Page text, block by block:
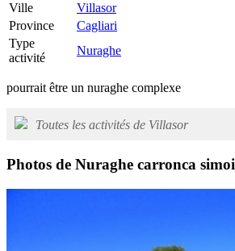
Ville
Villasor
Province
Cagliari
Type
activité
Nuraghe
pourrait être un nuraghe complexe
Toutes les activités de Villasor
Photos de Nuraghe carronca simoi